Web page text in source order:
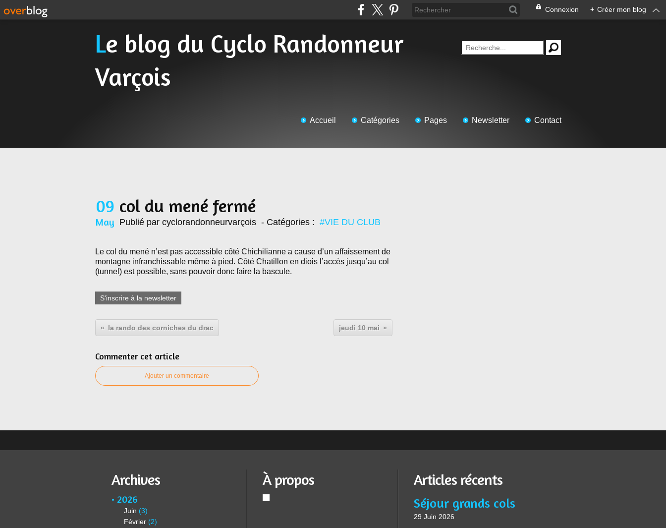
Connexion + Créer mon blog
Le blog du Cyclo Randonneur
Varçois
Accueil Catégories Pages Newsletter Contact
09
May
col du mené fermé
Publié par cyclorandonneurvarçois - Catégories : #VIE DU CLUB
Le col du mené n’est pas accessible côté Chichilianne a cause d’un affaissement de
montagne infranchissable même à pied. Côté Chatillon en diois l’accès jusqu’au col
(tunnel) est possible, sans pouvoir donc faire la bascule.
S'inscrire à la newsletter
la rando des corniches du drac jeudi 10 mai
Commenter cet article
Ajouter un commentaire
Archives
2026
Juin (3)
Février (2)
À propos Articles récents
Séjour grands cols
29 Juin 2026